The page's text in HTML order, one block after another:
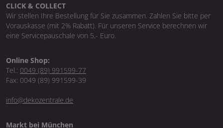
CLICK & COLLECT
Wir stellen Ihre Bestellung für Sie zusammen. Zahlen Sie bitte per
Vorauskasse (mit 2% Rabatt). Für unseren Service berechnen wir
eine Servicepauschale von 5,- Euro.
Online Shop:
Tel.: 0049 (89) 991599-77
Fax: 0049 (89) 991599-39
info@dekozentrale.de
Markt bei München